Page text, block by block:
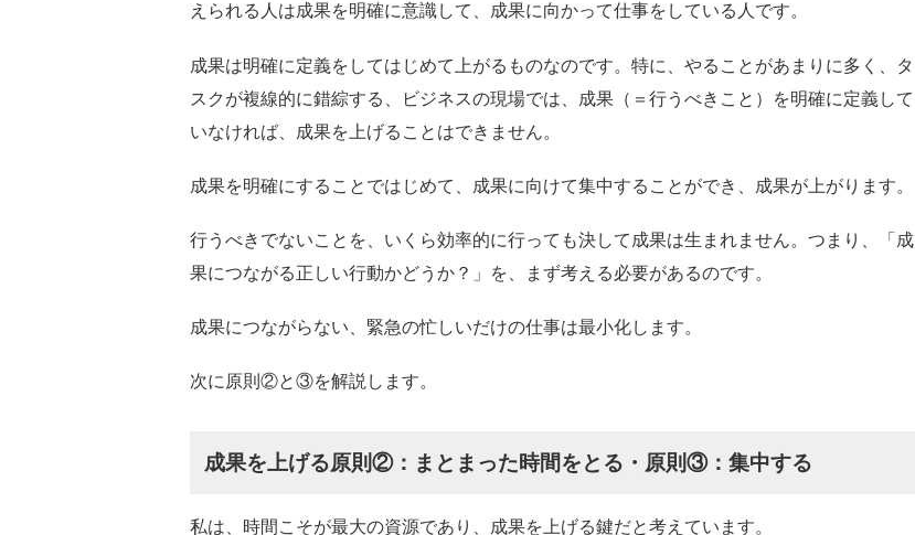
えられる人は成果を明確に意識して、成果に向かって仕事をしている人です。
成果は明確に定義をしてはじめて上がるものなのです。特に、やることがあまりに多く、タ
スクが複線的に錯綜する、ビジネスの現場では、成果（＝行うべきこと）を明確に定義して
いなければ、成果を上げることはできません。
成果を明確にすることではじめて、成果に向けて集中することができ、成果が上がります。
行うべきでないことを、いくら効率的に行っても決して成果は生まれません。つまり、「成
果につながる正しい行動かどうか？」を、まず考える必要があるのです。
成果につながらない、緊急の忙しいだけの仕事は最小化します。
次に原則②と③を解説します。
成果を上げる原則②：まとまった時間をとる・原則③：集中する
私は、時間こそが最大の資源であり、成果を上げる鍵だと考えています。